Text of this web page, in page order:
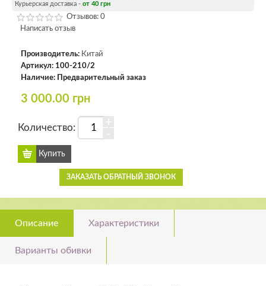
Курьерская доставка - от 40 грн
Отзывов: 0
Написать отзыв
Производитель: Китай
Артикул: 100-210/2
Наличие: Предварительный заказ
3 000.00 грн
Количество:
ЗАКАЗАТЬ ОБРАТНЫЙ ЗВОНОК
Описание Характеристики
Варианты обивки